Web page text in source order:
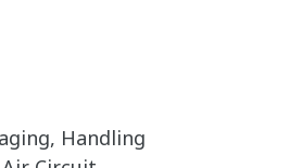
Handling